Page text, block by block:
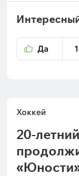
Да 1
Хоккей
20-